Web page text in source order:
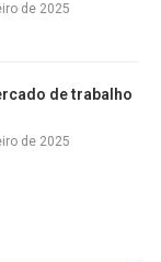
de 2025
de trabalho
de 2025